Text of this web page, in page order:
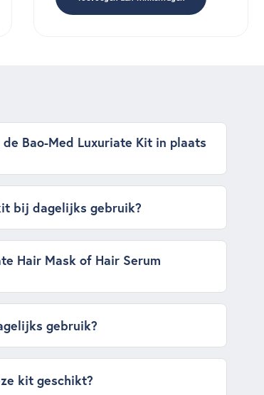
Bao-Med Luxuriate Kit in plaats
bij dagelijks gebruik?
Hair Mask of Hair Serum
gebruik?
kit geschikt?